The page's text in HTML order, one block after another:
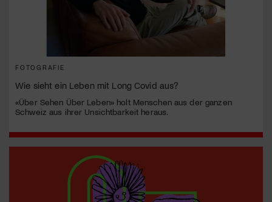
FOTOGRAFIE
Wie sieht ein Leben mit Long Covid aus?
«Über Sehen Über Leben» holt Menschen aus der ganzen
Schweiz aus ihrer Unsichtbarkeit heraus.